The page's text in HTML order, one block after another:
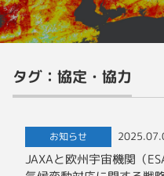
タグ：協定・協力
お知らせ
JAXAと欧州宇宙機関（